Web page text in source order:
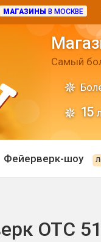
МАГАЗИНЫ В МОСКВЕ
Самый
15
Фейерверк-шоу
ОТС